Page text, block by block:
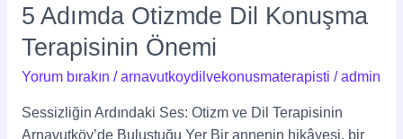
5 Adımda Otizmde Dil Konuşma
Terapisinin Önemi
Yorum bırakın /arnavutkoydilvekonusmaterapisti /admin
Sessizliğin Ardındaki Ses: Otizm ve Dil Terapisinin
Arnavutköy’de Buluştuğu Yer Bir annenin hikâyesi, bir